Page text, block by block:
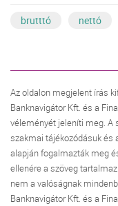
brutttó nettó
Az oldalon megjelent írás
Banknavigátor Kft. és a
véleményét jeleníti meg. A
szakmai tájékozódásuk és
alapján fogalmazták meg
ellenére a szöveg
nem a valóságnak
Banknavigátor Kft. és a